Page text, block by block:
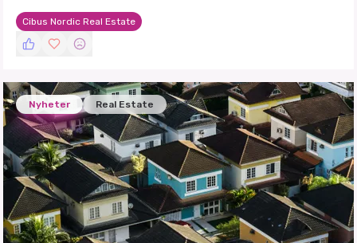
finansieringsramverk.
Cibus Nordic Real Estate
Nyheter Real Estate